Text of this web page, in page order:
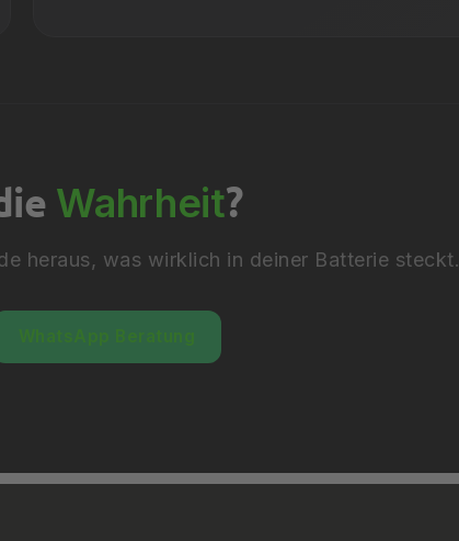
Wahrheit?
heraus, was wirklich in deiner Batterie steckt.
WhatsApp Beratung